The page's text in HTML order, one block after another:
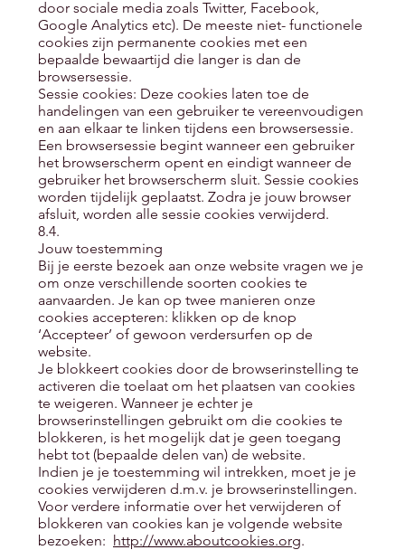
door sociale media zoals Twitter, Facebook,
Google Analytics etc). De meeste niet- functionele
cookies zijn permanente cookies met een
bepaalde bewaartijd die langer is dan de
browsersessie.
Sessie cookies: Deze cookies laten toe de
handelingen van een gebruiker te vereenvoudigen
en aan elkaar te linken tijdens een browsersessie.
Een browsersessie begint wanneer een gebruiker
het browserscherm opent en eindigt wanneer de
gebruiker het browserscherm sluit. Sessie cookies
worden tijdelijk geplaatst. Zodra je jouw browser
afsluit, worden alle sessie cookies verwijderd.
8.4.
Jouw toestemming
Bij je eerste bezoek aan onze website vragen we je
om onze verschillende soorten cookies te
aanvaarden. Je kan op twee manieren onze
cookies accepteren: klikken op de knop
‘Accepteer’ of gewoon verdersurfen op de
website.
Je blokkeert cookies door de browserinstelling te
activeren die toelaat om het plaatsen van cookies
te weigeren. Wanneer je echter je
browserinstellingen gebruikt om die cookies te
blokkeren, is het mogelijk dat je geen toegang
hebt tot (bepaalde delen van) de website.
Indien je je toestemming wil intrekken, moet je je
cookies verwijderen d.m.v. je browserinstellingen.
Voor verdere informatie over het verwijderen of
blokkeren van cookies kan je volgende website
bezoeken: http://www.aboutcookies.org.